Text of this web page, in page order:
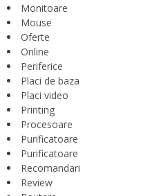
Monitoare
Mouse
Oferte
Online
Periferice
Placi de baza
Placi video
Printing
Procesoare
Purificatoare
Purificatoare
Recomandari
Review